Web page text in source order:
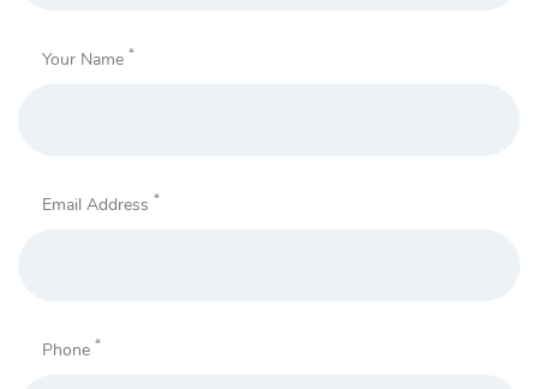
Your Name *
Email Address *
Phone *